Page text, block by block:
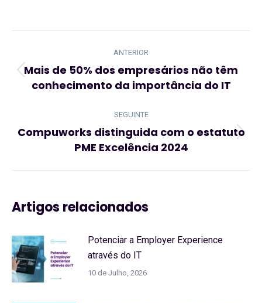
post:
ANTERIOR
Artigo
anterior:
Mais de 50% dos empresários não têm
conhecimento da importância do IT
SEGUINTE
Artigo
seguinte:
Compuworks distinguida com o estatuto
PME Excelência 2024
Artigos relacionados
Potenciar a Employer Experience
através do IT
10 de Julho, 2026